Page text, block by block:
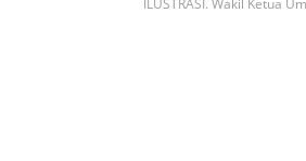
ILUSTRASI. Wakil Ketua